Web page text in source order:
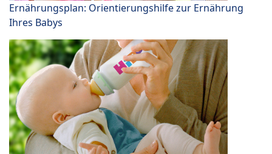
Ernährungsplan: Orientierungshilfe zur Ernährung
Ihres Babys